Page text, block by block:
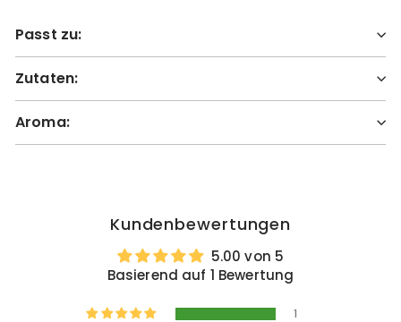
Passt zu:
Zutaten:
Aroma:
Kundenbewertungen
5.00 von 5
Basierend auf 1 Bewertung
1